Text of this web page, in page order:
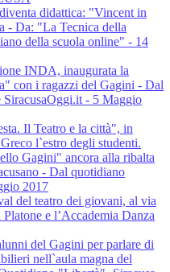
didattica: "Vincent in
- Da: "La Tecnica della
della scuola online" - 14
INDA, inaugurata la
con i ragazzi del Gagini - Dal
- 5 Maggio
Il Teatro e la città", in
l`estro degli studenti.
Gagini" ancora alla ribalta
- Dal quotidiano
2017
del teatro dei giovani, al via
e l’Accademia Danza
del Gagini per parlare di
nell`aula magna del